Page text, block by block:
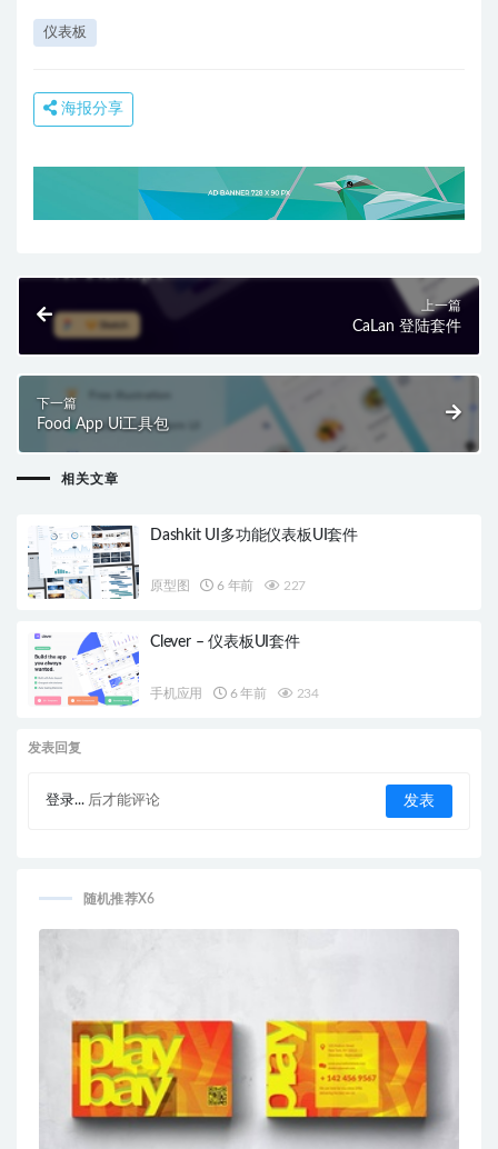
仪表板
海报分享
上一篇
CaLan 登陆套件
下一篇
Food App Ui工具包
相关文章
Dashkit UI多功能仪表板UI套件
原型图 6 年前 227
Clever – 仪表板UI套件
手机应用 6 年前 234
发表回复
登录... 后才能评论
随机推荐X6